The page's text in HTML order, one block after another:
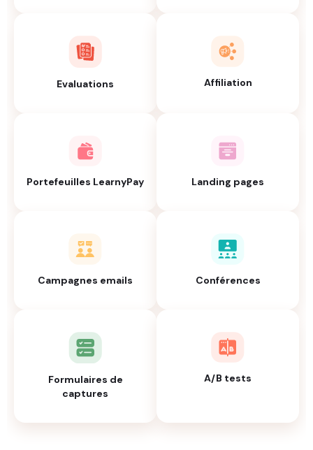
Evaluations Affiliation
Portefeuilles LearnyPay Landing pages
Campagnes emails Conférences
Formulaires de
captures
A/B tests